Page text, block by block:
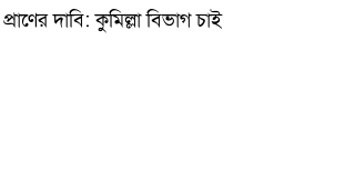
নাঙ্গলকোটদাবি: কুমিল্লা বিভাগ চাই